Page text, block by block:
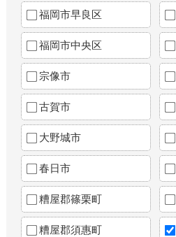
福岡市早良区
福岡市中央区
宗像市
古賀市
大野城市
春日市
糟屋郡篠栗町
糟屋郡須惠町